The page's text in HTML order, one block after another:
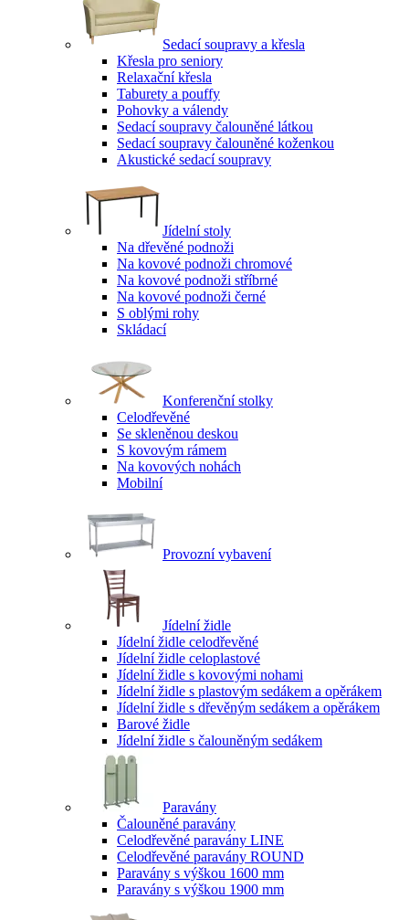
Sedací soupravy a křesla
Křesla pro seniory
Relaxační křesla
Taburety a pouffy
Pohovky a válendy
Sedací soupravy čalouněné látkou
Sedací soupravy čalouněné koženkou
Akustické sedací soupravy
Jídelní stoly
Na dřevěné podnoži
Na kovové podnoži chromové
Na kovové podnoži stříbrné
Na kovové podnoži černé
S oblými rohy
Skládací
Konferenční stolky
Celodřevěné
Se skleněnou deskou
S kovovým rámem
Na kovových nohách
Mobilní
Provozní vybavení
Jídelní židle
Jídelní židle celodřevěné
Jídelní židle celoplastové
Jídelní židle s kovovými nohami
Jídelní židle s plastovým sedákem a opěrákem
Jídelní židle s dřevěným sedákem a opěrákem
Barové židle
Jídelní židle s čalouněným sedákem
Paravány
Čalouněné paravány
Celodřevěné paravány LINE
Celodřevěné paravány ROUND
Paravány s výškou 1600 mm
Paravány s výškou 1900 mm